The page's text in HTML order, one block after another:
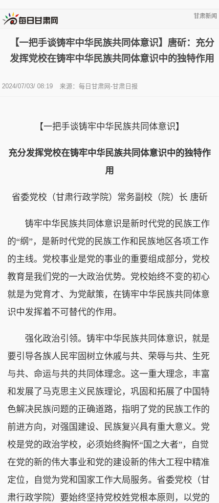
甘肃新闻
【一把手谈铸牢中华民族共同体意识】唐斫：充分
发挥党校在铸牢中华民族共同体意识中的独特作用
2024/07/03/ 08:19 来源：每日甘肃网-甘肃日报
【一把手谈铸牢中华民族共同体意识】
充分发挥党校在铸牢中华民族共同体意识中的独特作
用
省委党校（甘肃行政学院）常务副校（院）长 唐斫
铸牢中华民族共同体意识是新时代党的民族工作
的“纲”，是新时代党的民族工作和民族地区各项工作
的主线。党校事业是党的事业的重要组成部分，党校
教育是我们党的一大政治优势。党校始终不变的初心
就是为党育才、为党献策，在铸牢中华民族共同体意
识中发挥着不可替代的作用。
强化政治引领。铸牢中华民族共同体意识，就是
要引导各族人民牢固树立休戚与共、荣辱与共、生死
与共、命运与共的共同体理念。这一重大理念，丰富
和发展了马克思主义民族理论，巩固和拓展了中国特
色解决民族问题的正确道路，指明了党的民族工作的
前进方向，对强国建设、民族复兴具有重大意义。党
校是党的政治学校，必须始终胸怀“国之大者”，自觉
在党的新的伟大事业和党的建设新的伟大工程中精准
定位，自觉为党和国家工作大局服务。省委党校（甘
肃行政学院）要始终坚持党校姓党根本原则，以党的